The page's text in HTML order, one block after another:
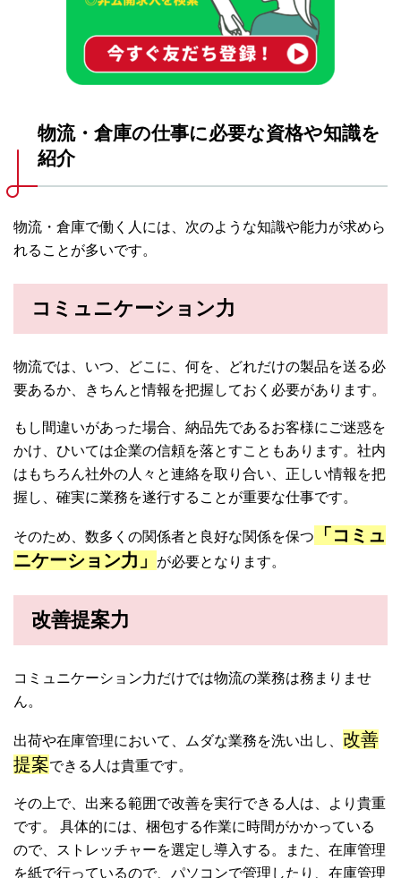
物流・倉庫の仕事に必要な資格や知識を
紹介
物流・倉庫で働く人には、次のような知識や能力が求めら
れることが多いです。
コミュニケーション力
物流では、いつ、どこに、何を、どれだけの製品を送る必
要あるか、きちんと情報を把握しておく必要があります。
もし間違いがあった場合、納品先であるお客様にご迷惑を
かけ、ひいては企業の信頼を落とすこともあります。社内
はもちろん社外の人々と連絡を取り合い、正しい情報を把
握し、確実に業務を遂行することが重要な仕事です。
そのため、数多くの関係者と良好な関係を保つ
「コミュ
ニケーション力」
が必要となります。
改善提案力
コミュニケーション力だけでは物流の業務は務まりませ
ん。
出荷や在庫管理において、ムダな業務を洗い出し、 改善
提案できる人は貴重です。
その上で、出来る範囲で改善を実行できる人は、より貴重
です。 具体的には、梱包する作業に時間がかかっている
ので、ストレッチャーを選定し導入する。また、在庫管理
を紙で行っているので、パソコンで管理したり、在庫管理